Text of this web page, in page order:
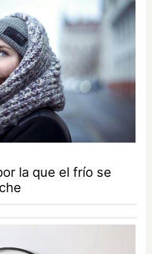
la que el frío se